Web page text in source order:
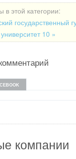
в этой категории:
государственный
10 »
компании